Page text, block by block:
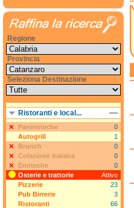
Regione
Provincia
Seleziona Destinazione
Ristoranti e local...
Paninoteche
0
Autogrill
1
Brunch
0
Colazione italiana
0
Enoteche
0
Osterie e trattorie
Attivo
Pizzerie
23
Pub Birrerie
3
Ristoranti
66